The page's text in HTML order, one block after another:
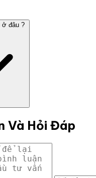
ở đâu ?
Và Hỏi Đáp